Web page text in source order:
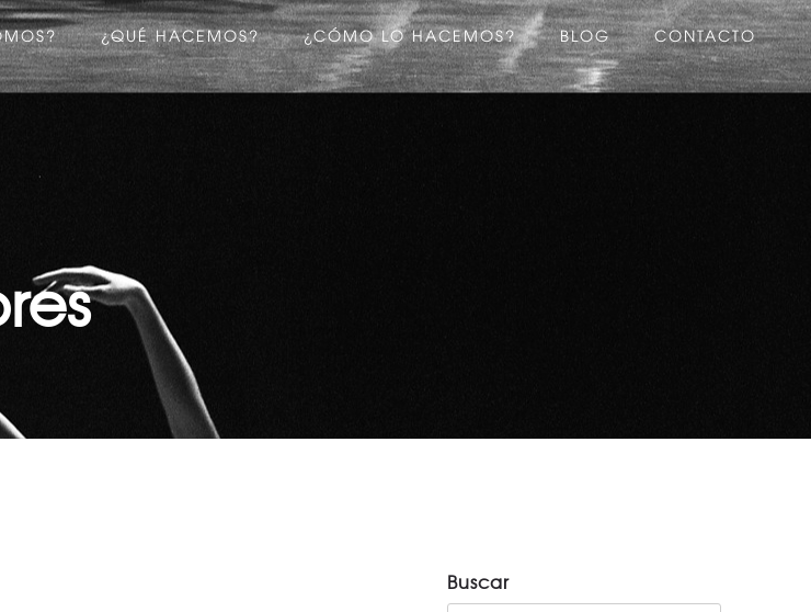
¿QUÉ HACEMOS? ¿CÓMO LO HACEMOS? BLOG CONTACTO
Buscar